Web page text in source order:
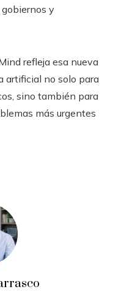
y
refleja esa nueva
artificial no solo para
sino también para
más urgentes